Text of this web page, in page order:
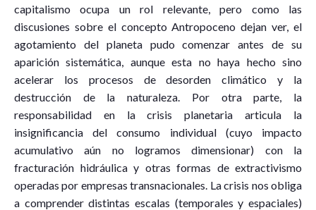
capitalismo ocupa un rol relevante, pero como las
discusiones sobre el concepto Antropoceno dejan ver, el
agotamiento del planeta pudo comenzar antes de su
aparición sistemática, aunque esta no haya hecho sino
acelerar los procesos de desorden climático y la
destrucción de la naturaleza. Por otra parte, la
responsabilidad en la crisis planetaria articula la
insignificancia del consumo individual (cuyo impacto
acumulativo aún no logramos dimensionar) con la
fracturación hidráulica y otras formas de extractivismo
operadas por empresas transnacionales. La crisis nos obliga
a comprender distintas escalas (temporales y espaciales)